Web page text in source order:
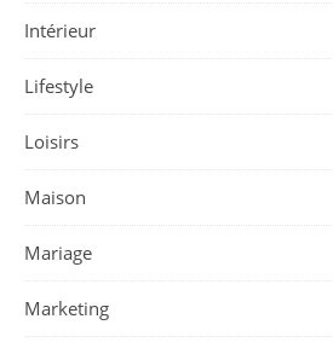
Intérieur
Lifestyle
Loisirs
Maison
Mariage
Marketing